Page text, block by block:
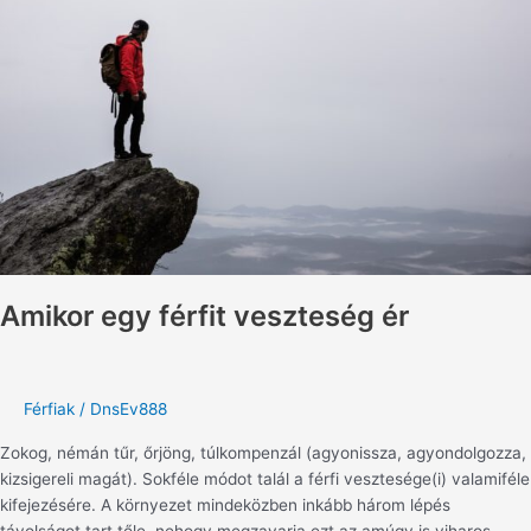
Amikor egy férfit veszteség ér
Férfiak / DnsEv888
Zokog, némán tűr, őrjöng, túlkompenzál (agyonissza, agyondolgozza,
kizsigereli magát). Sokféle módot talál a férfi vesztesége(i) valamiféle
kifejezésére. A környezet mindeközben inkább három lépés